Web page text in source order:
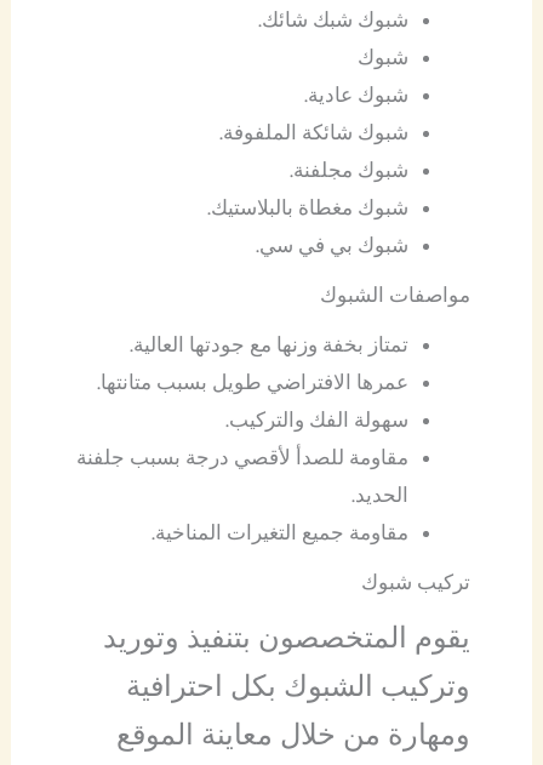
شبوك شبك شائك.
شبوك
شبوك عادية.
شبوك شائكة الملفوفة.
شبوك مجلفنة.
شبوك مغطاة بالبلاستيك.
شبوك بي في سي.
مواصفات الشبوك
تمتاز بخفة وزنها مع جودتها العالية.
عمرها الافتراضي طويل بسبب متانتها.
سهولة الفك والتركيب.
مقاومة للصدأ لأقصي درجة بسبب جلفنة
الحديد.
مقاومة جميع التغيرات المناخية.
تركيب شبوك
يقوم المتخصصون بتنفيذ وتوريد
وتركيب الشبوك بكل احترافية
ومهارة من خلال معاينة الموقع